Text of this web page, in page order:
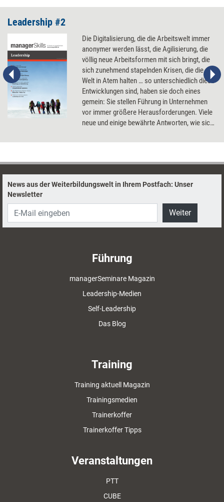
Leadership #2
Die Digitalisierung, die die Arbeitswelt immer
anonymer werden lässt, die Agilisierung, die
völlig neue Arbeitsformen mit sich bringt, die
sich zunehmend stapelnden Krisen, die die
Welt in Atem halten … so unterschiedlich diese
Entwicklungen sind, haben sie doch eines
gemein: Sie stellen Führung in Unternehmen
vor immer größere Herausforderungen. Viele
neue und einige bewährte Antworten, wie sich
News aus der Weiterbildungswelt in Ihrem Postfach: Unser
Newsletter
Weiter
Führung
managerSeminare Magazin
Leadership-Medien
Self-Leadership
Das Blog
Training
Training aktuell Magazin
Trainingsmedien
Trainerkoffer
Trainerkoffer Tipps
Veranstaltungen
PTT
CUBE